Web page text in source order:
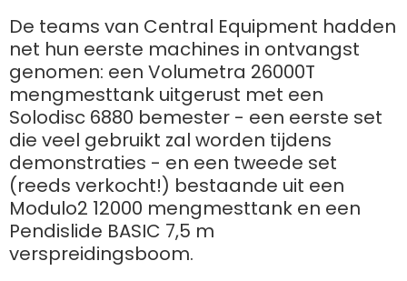
Eesti keel
Slovenija
Lietuvių kalba
Česká republika
Srpski
De teams van Central Equipment hadden
net hun eerste machines in ontvangst
genomen: een Volumetra 26000T
mengmesttank uitgerust met een
Solodisc 6880 bemester - een eerste set
die veel gebruikt zal worden tijdens
demonstraties - en een tweede set
(reeds verkocht!) bestaande uit een
Modulo2 12000 mengmesttank en een
Pendislide BASIC 7,5 m
verspreidingsboom.